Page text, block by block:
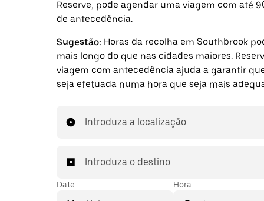
Reserve, pode agendar uma viagem com até
de antecedência.
Sugestão: Horas da recolha em Southbrook
mais longo do que nas cidades maiores.
viagem com antecedência ajuda a garantir
seja efetuada numa hora que seja mais
Introduza a localização
Introduza o destino
Date Hora